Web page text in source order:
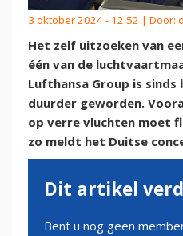
3 oktober 2024 - 12:52 | Door:
Het zelf uitzoeken van
één van de
Lufthansa Group is sinds
duurder geworden.
op verre vluchten moet
zo meldt het Duitse
Dit artikel
Bent u nog geen